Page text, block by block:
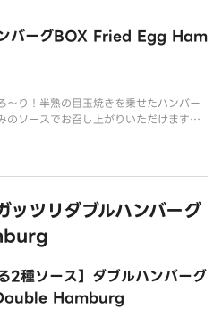
盛無料でご用意しております。
バーグBOX Fried Egg Ham
〜り！半熟の目玉焼きを乗せたハンバー
のソースでお召し上がりいただけます！
】
焼
ツリダブルハンバーグ
2種ソース】ダブルハンバーグ
Hamburg